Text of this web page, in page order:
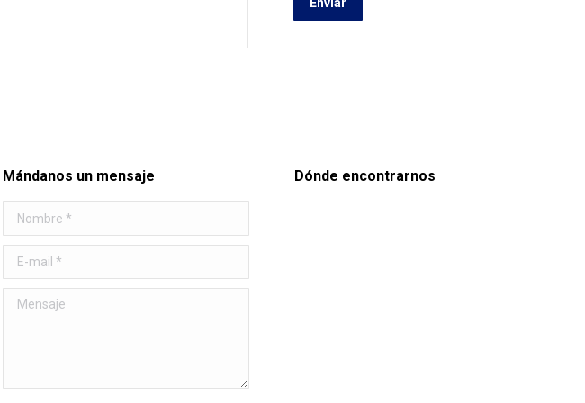
Mándanos un mensaje
Nombre *
E-mail *
Mensaje
Dónde encontrarnos